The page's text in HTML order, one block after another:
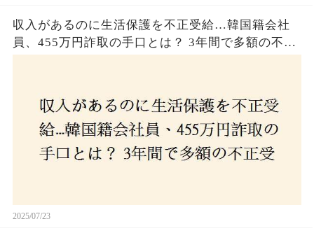
収入があるのに生活保護を不正受給…韓国籍会社
員、455万円詐取の手口とは？ 3年間で多額の不正
2025/07/23